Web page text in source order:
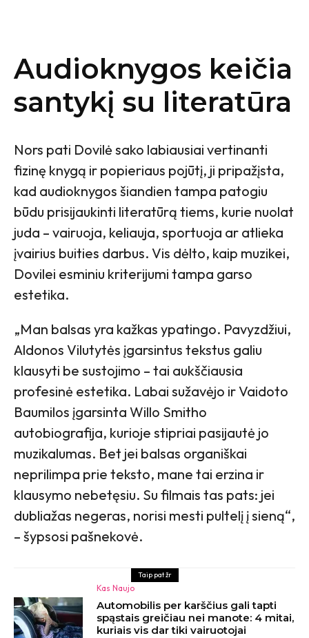
Audioknygos keičia
santykį su literatūra
Nors pati Dovilė sako labiausiai vertinanti
fizinę knygą ir popieriaus pojūtį, ji pripažįsta,
kad audioknygos šiandien tampa patogiu
būdu prisijaukinti literatūrą tiems, kurie nuolat
juda – vairuoja, keliauja, sportuoja ar atlieka
įvairius buities darbus. Vis dėlto, kaip muzikei,
Dovilei esminiu kriterijumi tampa garso
estetika.
„Man balsas yra kažkas ypatingo. Pavyzdžiui,
Aldonos Vilutytės įgarsintus tekstus galiu
klausyti be sustojimo – tai aukščiausia
profesinė estetika. Labai sužavėjo ir Vaidoto
Baumilos įgarsinta Willo Smitho
autobiografija, kurioje stipriai pasijautė jo
muzikalumas. Bet jei balsas organiškai
neprilimpa prie teksto, mane tai erzina ir
klausymo nebetęsiu. Su filmais tas pats: jei
dubliažas negeras, norisi mesti pultelį į sieną“,
– šypsosi pašnekovė.
Taip pat žr
Kas Naujo
Automobilis per karščius gali tapti
spąstais greičiau nei manote: 4 mitai,
kuriais vis dar tiki vairuotojai